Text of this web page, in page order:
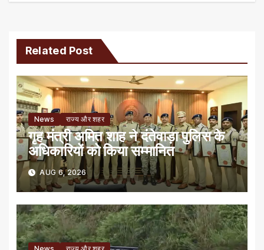
Related Post
News राज्य और शहर
गृह मंत्री अमित शाह ने दंतेवाड़ा पुलिस के
अधिकारियों को किया सम्मानित
AUG 6, 2026